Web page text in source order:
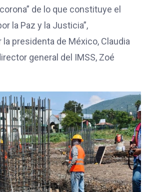
de lo que constituye el
la Paz y la Justicia”,
presidenta de México, Claudia
general del IMSS, Zoé